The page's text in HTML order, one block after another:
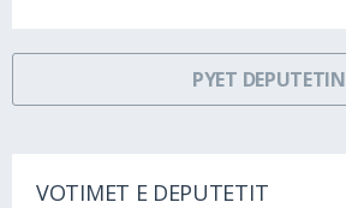
PYET DEPUTETIN
VOTIMET E DEPUTETIT